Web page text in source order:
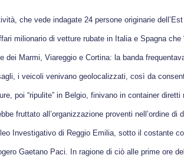
che vede indagate 24 persone originarie
milionario di vetture rubate in Italia e Spagna che
dei Marmi, Viareggio e Cortina: la banda
i veicoli venivano geolocalizzati, così da
poi “ripulite” in Belgio, finivano in container
fruttato all’organizzazione proventi nell’ordine
Investigativo di Reggio Emilia, sotto il costante
Gaetano Paci. In ragione di ciò alle prime ore